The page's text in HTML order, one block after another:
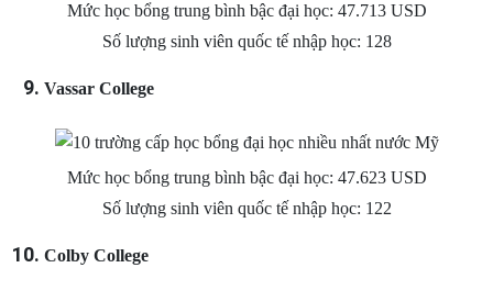
Mức học bổng trung bình bậc đại học: 47.713 USD
Số lượng sinh viên quốc tế nhập học: 128
Vassar College
Mức học bổng trung bình bậc đại học: 47.623 USD
Số lượng sinh viên quốc tế nhập học: 122
Colby College